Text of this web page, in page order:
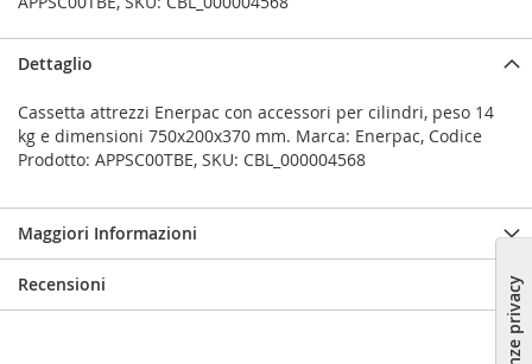
Dettaglio
Cassetta attrezzi Enerpac con accessori per cilindri, peso 14
kg e dimensioni 750x200x370 mm. Marca: Enerpac, Codice
Prodotto: APPSC00TBE, SKU: CBL_000004568
Maggiori Informazioni
Recensioni